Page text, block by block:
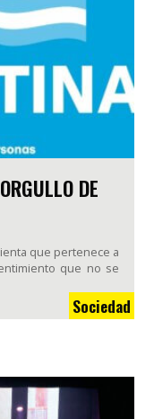
DE
que pertenece a
que no se
Sociedad